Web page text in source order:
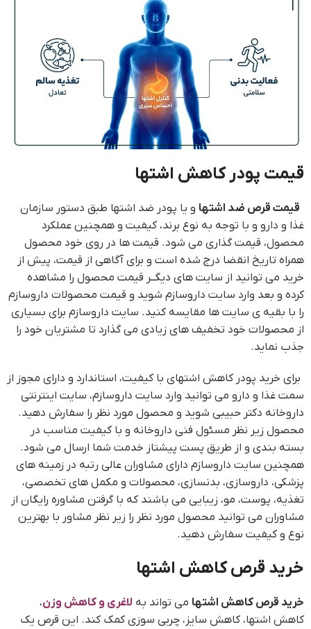
قیمت پودر کاهش اشتها
قیمت قرص ضد اشتها و یا پودر ضد اشتها طبق دستور سازمان
غذا و دارو و با توجه به نوع برند، کیفیت و همچنین عملکرد
محصول، قیمت گذاری می شود. قیمت ها در روی خود محصول
همراه تاریخ انقضا درج شده است و برای آگاهی از قیمت، پیش از
خرید می توانید از سایت های دیگــر قیمت محصول را مشاهده
کرده و بعد وارد سایت داروسازم شوید و قیمت محصولات داروسازم
را با بقیه ی سایت ها مقایسه کنید. سایت داروسازم برای بسیاری
از محصولات خود تخفیف های زیادی می گذارد تا مشتریان خود را
جذب نماید.
برای خرید پودر کاهش اشتهای با کیفیت، استاندارد و دارای مجوز از
سمت غذا و دارو می توانید وارد سایت داروسازم، سایت اینترنتی
داروخانه دکتر حبیبی شوید و محصول مورد نظر را سفارش دهید.
محصول زیر نظر مسئول فنی داروخانه و با کیفیت مناسب در
بسته بندی و از طریق پست پیشتاز خدمت شما ارسال می شود.
همچنین سایت داروسازم دارای مشاوران عالی رتبه در زمینه های
پزشکی، داروسازی، بدنسازی، محصولات و مکمل های تخصصی،
تغذیه، پوست، مو، زیبایی می باشند که با گرفتن مشاوره رایگان از
مشاوران می توانید محصول مورد نظر را زیر نظر مشاور با بهترین
نوع و کیفیت سفارش دهید.
خرید قرص کاهش اشتها
خرید قرص کاهش اشتها می تواند به لاغری و کاهش وزن،
کاهش اشتها، کاهش سایز، چربی سوزی کمک کند. این قرص یک